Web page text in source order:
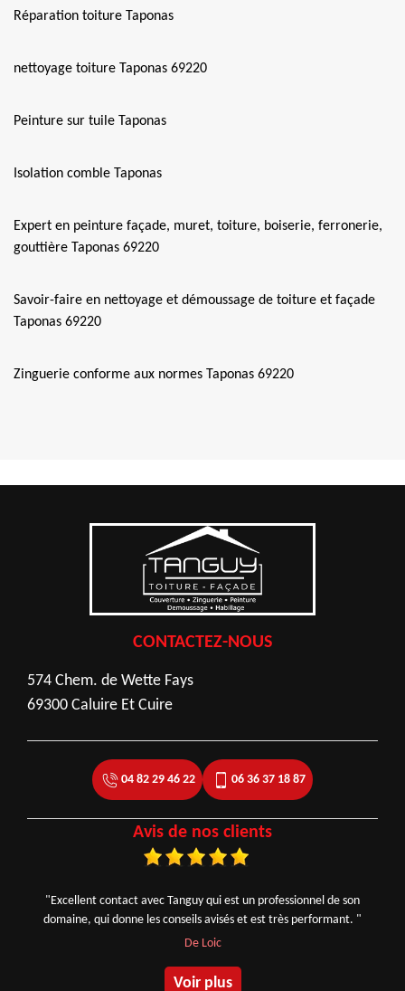
Réparation toiture Taponas
nettoyage toiture Taponas 69220
Peinture sur tuile Taponas
Isolation comble Taponas
Expert en peinture façade, muret, toiture, boiserie, ferronerie,
gouttière Taponas 69220
Savoir-faire en nettoyage et démoussage de toiture et façade
Taponas 69220
Zinguerie conforme aux normes Taponas 69220
CONTACTEZ-NOUS
574 Chem. de Wette Fays
69300 Caluire Et Cuire
04 82 29 46 22 06 36 37 18 87
Avis de nos clients
"Excellent contact avec Tanguy qui est un professionnel de son
domaine, qui donne les conseils avisés et est très performant. "
De Loic
Voir plus